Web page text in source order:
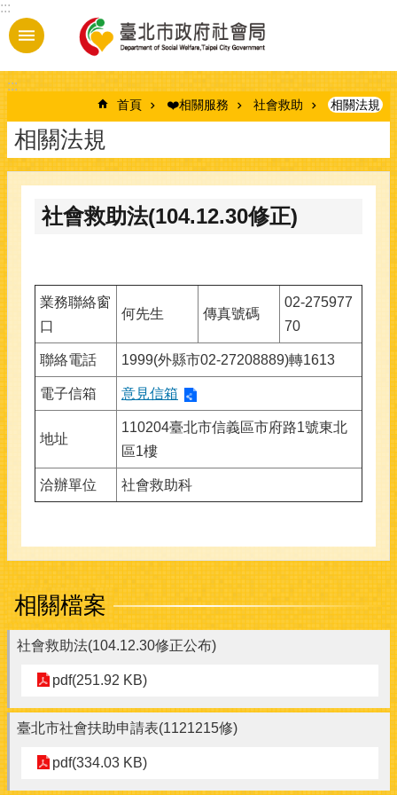
跳到主要內容區塊
:::
:::
首頁 ❤️相關服務 社會救助 相關法規
相關法規
社會救助法(104.12.30修正)
業務聯絡窗
口
何先生 傳真號碼
02-275977
70
聯絡電話 1999(外縣市02-27208889)轉1613
電子信箱 意見信箱
地址
110204臺北市信義區市府路1號東北
區1樓
洽辦單位 社會救助科
相關檔案
社會救助法(104.12.30修正公布)
pdf(251.92 KB)
臺北市社會扶助申請表(1121215修)
pdf(334.03 KB)